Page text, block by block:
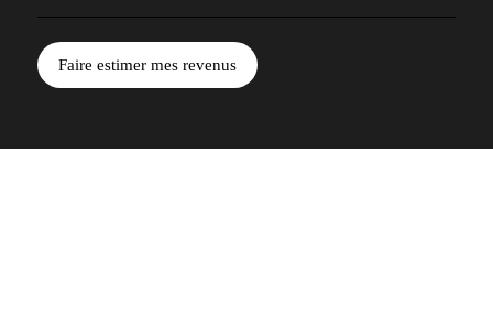
Faire estimer mes revenus